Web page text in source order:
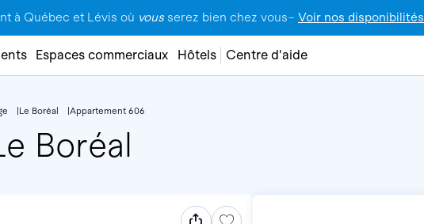
à Québec et Lévis où vous serez bien chez vous– Voir nos disponibilités
Espaces commerciaux Hôtels Centre d'aide
Le Boréal Appartement 606
Boréal